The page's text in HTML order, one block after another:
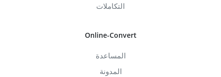
التكاملات
Online-Convert
المساعدة
المدونة